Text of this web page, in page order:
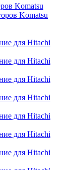
Komatsu
Komatsu
для Hitachi
для Hitachi
для Hitachi
для Hitachi
для Hitachi
для Hitachi
для Hitachi